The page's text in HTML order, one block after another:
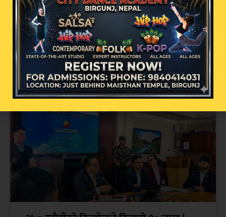
अव्यवस्थित इन्टरनेट तार व्यवस्थापनमा वीरगन्ज
महानगरको कडा कदम: सोमबार पुनः बृहत्
छलफल हुने